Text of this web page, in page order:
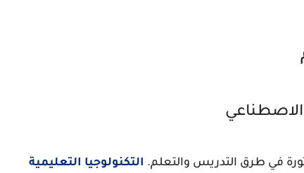
في طرق التدريس والتعلم. التكنولوجيا التعليمية